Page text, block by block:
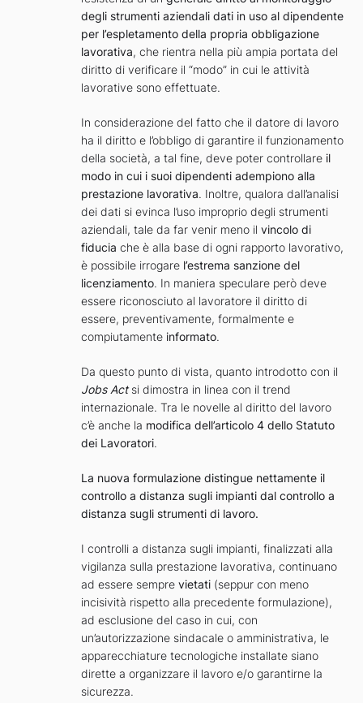
degli strumenti aziendali dati in uso al dipendente
per l’espletamento della propria obbligazione
lavorativa, che rientra nella più ampia portata del
diritto di verificare il “modo” in cui le attività
lavorative sono effettuate.
In considerazione del fatto che il datore di lavoro
ha il diritto e l’obbligo di garantire il funzionamento
della società, a tal fine, deve poter controllare il
modo in cui i suoi dipendenti adempiono alla
prestazione lavorativa. Inoltre, qualora dall’analisi
dei dati si evinca l’uso improprio degli strumenti
aziendali, tale da far venir meno il vincolo di
fiducia che è alla base di ogni rapporto lavorativo,
è possibile irrogare l’estrema sanzione del
licenziamento. In maniera speculare però deve
essere riconosciuto al lavoratore il diritto di
essere, preventivamente, formalmente e
compiutamente informato.
Da questo punto di vista, quanto introdotto con il
Jobs Actsi dimostra in linea con il trend
internazionale. Tra le novelle al diritto del lavoro
c’è anche la modifica dell’articolo 4 dello Statuto
dei Lavoratori.
La nuova formulazione distingue nettamente il
controllo a distanza sugli impianti dal controllo a
distanza sugli strumenti di lavoro.
I controlli a distanza sugli impianti, finalizzati alla
vigilanza sulla prestazione lavorativa, continuano
ad essere sempre vietati (seppur con meno
incisività rispetto alla precedente formulazione),
ad esclusione del caso in cui, con
un’autorizzazione sindacale o amministrativa, le
apparecchiature tecnologiche installate siano
dirette a organizzare il lavoro e/o garantirne la
sicurezza.